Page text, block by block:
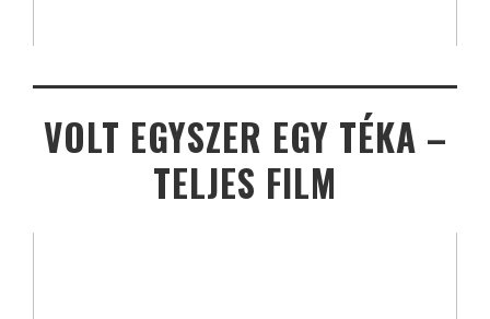
VOLT EGYSZER EGY TÉKA –
TELJES FILM